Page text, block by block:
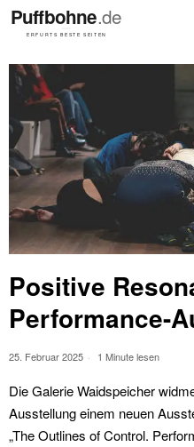
Positive
Performance-
25. Februar 2025 1 Minute lesen
Die Galerie Waidspeicher
Ausstellung einem neuen
„The Outlines of Control.